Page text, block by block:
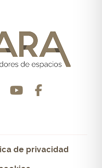
de privacidad